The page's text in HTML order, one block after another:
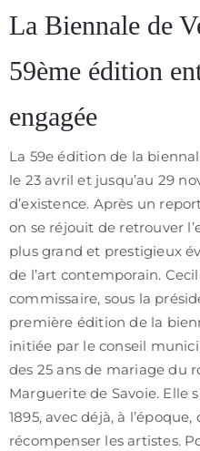
confidentialité
CGV
La Biennale de
59ème édition
engagée
La 59e édition de la
le 23 avril et jusqu’au 29
d’existence. Après un
on se réjouit de retrouver
plus grand et prestigieux
de l’art contemporain.
commissaire, sous la
première édition de la
initiée par le conseil
des 25 ans de mariage du
Marguerite de Savoie. Elle
1895, avec déjà, à
récompenser les artistes.